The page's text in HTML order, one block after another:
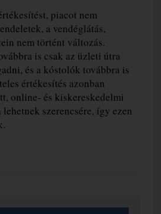
piacot nem
a vendéglátás,
nem történt változás.
is csak az üzleti útra
és a kóstolók továbbra is
értékesítés azonban
online- és kiskereskedelmi
szerencsére, így ezen